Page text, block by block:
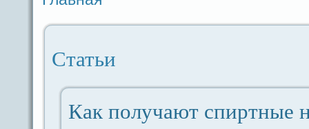
Статьи
Как получают спиртные